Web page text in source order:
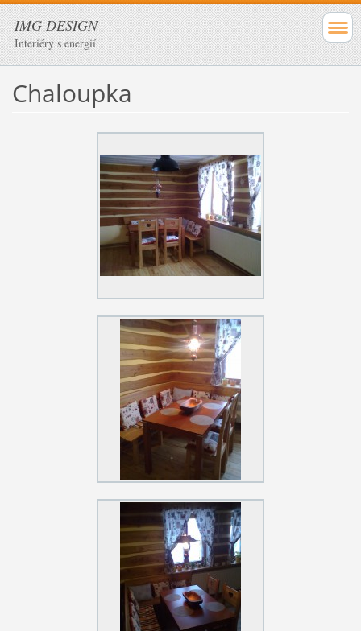
IMG DESIGN
Interiéry s energií
Chaloupka